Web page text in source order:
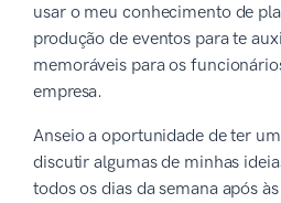
usar o meu conhecimento de
produção de eventos para te
memoráveis para os
empresa.
Anseio a oportunidade de ter
discutir algumas de minhas
todos os dias da semana após